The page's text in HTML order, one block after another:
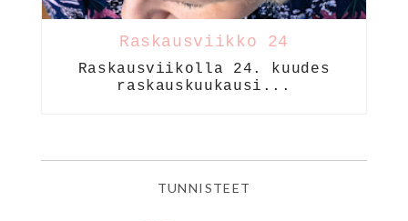
Raskausviikko 24
Raskausviikolla 24. kuudes
raskauskuukausi...
TUNNISTEET